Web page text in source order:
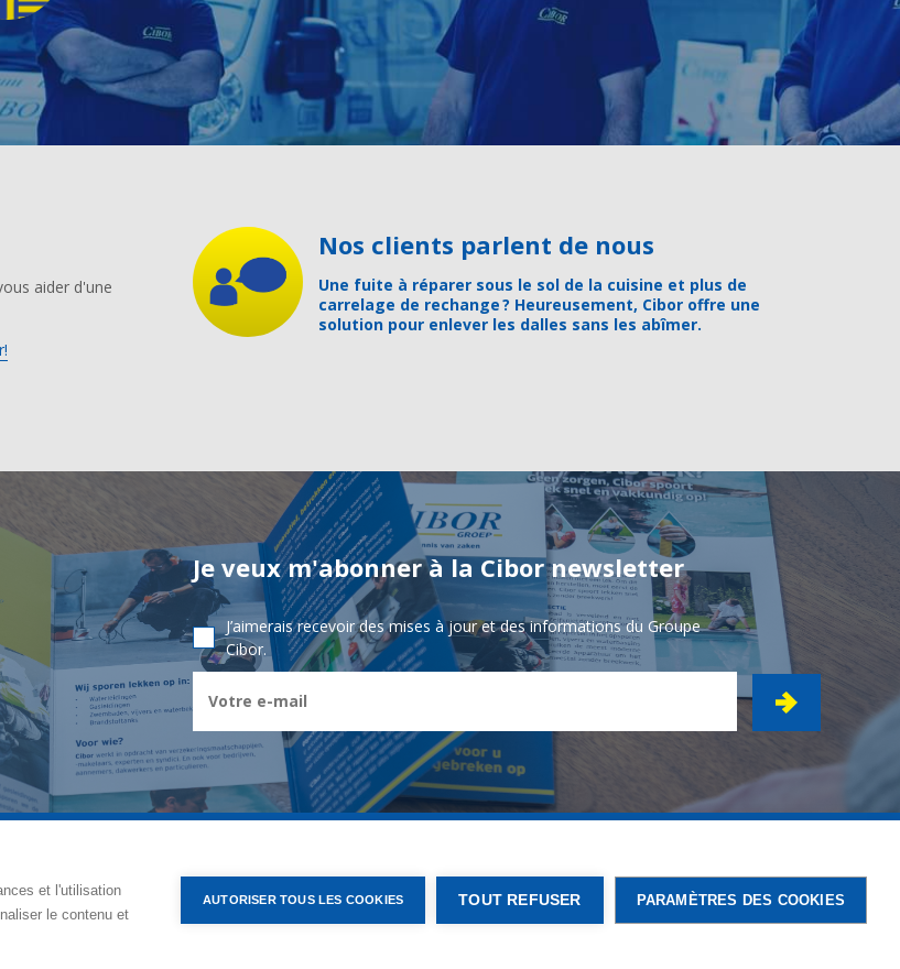
aider d'une
Nos clients parlent de nous
Une fuite à réparer sous le sol de la cuisine et plus de
carrelage de rechange ? Heureusement, Cibor offre une
solution pour enlever les dalles sans les abîmer.
Je veux m'abonner à la Cibor newsletter
J’aimerais recevoir des mises à jour et des informations du Groupe
Cibor.
- Ambachtsstraat 7 - 2450 Meerhout
Politique de confidentialité
Politique de gestion des cookies
et l'utilisation
le contenu et
AUTORISER TOUS LES COOKIES TOUT REFUSER PARAMÈTRES DES COOKIES